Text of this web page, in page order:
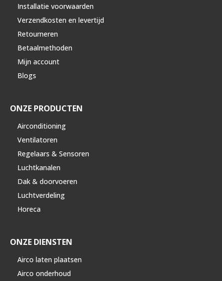
Installatie voorwaarden
Verzendkosten en levertijd
Retourneren
Betaalmethoden
Mijn account
Blogs
ONZE PRODUCTEN
Airconditioning
Ventilatoren
Regelaars & Sensoren
Luchtkanalen
Dak & doorvoeren
Luchtverdeling
Horeca
ONZE DIENSTEN
Airco laten plaatsen
Airco onderhoud